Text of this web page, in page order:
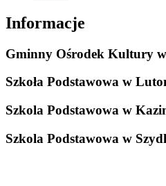
Informacje
Gminny Ośrodek Kultury
Szkoła Podstawowa w
Szkola Podstawowa w
Szkola Podstawowa w